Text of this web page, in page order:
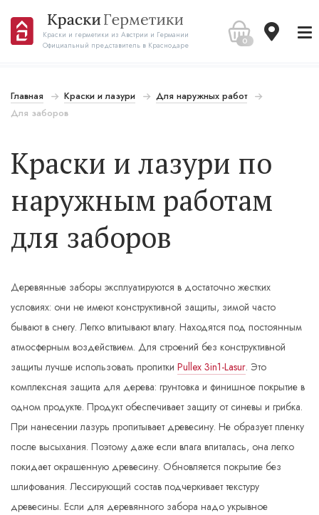
Краски и герметики из Австрии и Германии
Официальный представитель в Краснодаре
0
Главная Краски и лазури
Для наружных работ
Для заборов
Краски и лазури по
наружным работам
для заборов
Деревянные заборы эксплуатируются в достаточно жестких
условиях: они не имеют конструктивной защиты, зимой часто
бывают в снегу. Легко впитывают влагу. Находятся под постоянным
атмосферным воздействием. Для строений без конструктивной
защиты лучше использовать пропитки Pullex 3in1-Lasur. Это
комплексная защита для дерева: грунтовка и финишное покрытие в
одном продукте. Продукт обеспечивает защиту от синевы и грибка.
При нанесении лазурь пропитывает древесину. Не образует пленку
после высыхания. Поэтому даже если влага впиталась, она легко
покидает окрашенную древесину. Обновляется покрытие без
шлифования. Лессирующий состав подчеркивает текстуру
древесины. Если для деревянного забора надо укрывное